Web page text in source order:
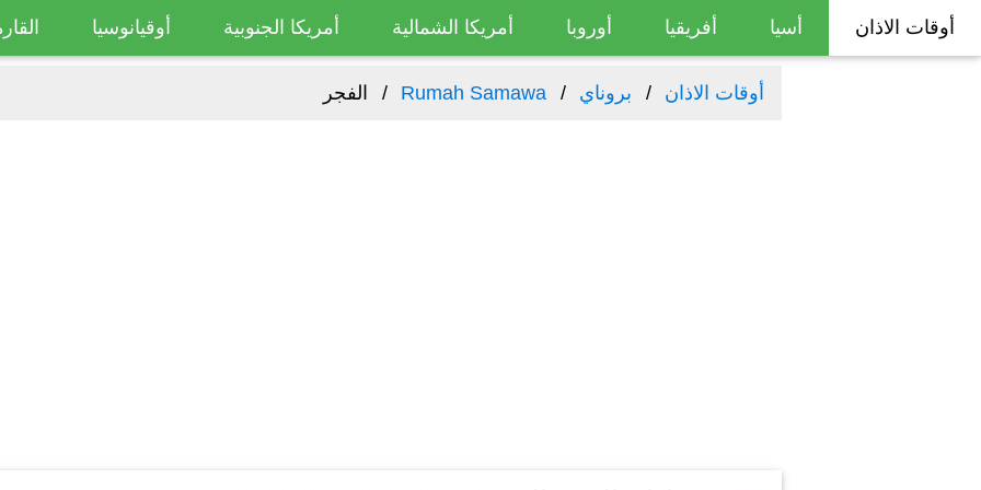
أوقات الاذان أسيا أفريقيا أوروبا أمريكا الشمالية أمريكا الجنوبية أوقيانوسيا
أوقات الاذان بروناي Rumah Samawa الفجر